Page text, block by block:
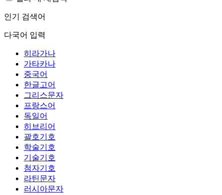
인기 검색어
다국어 입력
히라가나
가타카나
중국어
한글고어
그리스문자
프랑스어
독일어
히브리어
괄호기호
학술기호
기술기호
첨자기호
라틴문자
러시아문자